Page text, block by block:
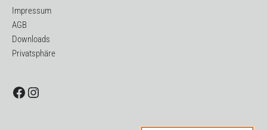
Impressum
AGB
Downloads
Privatsphäre
Facebook
Instagram